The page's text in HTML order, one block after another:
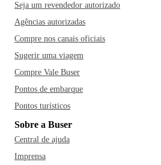
Seja um revendedor autorizado
Agências autorizadas
Compre nos canais oficiais
Sugerir uma viagem
Compre Vale Buser
Pontos de embarque
Pontos turísticos
Sobre a Buser
Central de ajuda
Imprensa